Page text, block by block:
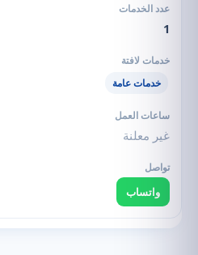
1
خدمات عامة
غير معلنة
واتساب